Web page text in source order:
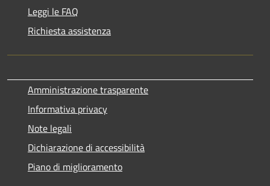
Leggi le FAQ
Richiesta assistenza
Amministrazione trasparente
Informativa privacy
Note legali
Dichiarazione di accessibilità
Piano di miglioramento